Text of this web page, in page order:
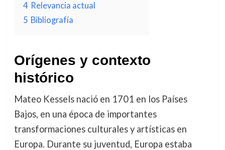
4 Relevancia actual
5 Bibliografía
Orígenes y contexto
histórico
Mateo Kessels nació en 1701 en los Países
Bajos, en una época de importantes
transformaciones culturales y artísticas en
Europa. Durante su juventud, Europa estaba